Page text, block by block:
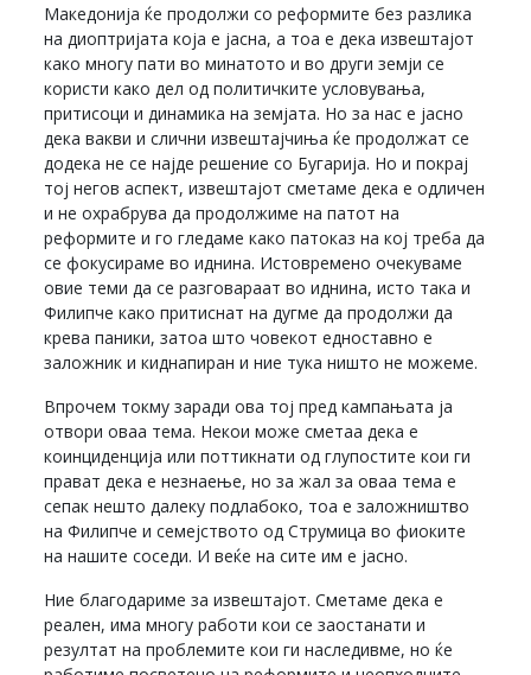
Македонија ќе продолжи со реформите без разлика
на диоптријата која е јасна, а тоа е дека извештајот
како многу пати во минатото и во други земји се
користи како дел од политичките условувања,
притисоци и динамика на земјата. Но за нас е јасно
дека вакви и слични извештајчиња ќе продолжат се
додека не се најде решение со Бугарија. Но и покрај
тој негов аспект, извештајот сметаме дека е одличен
и не охрабрува да продолжиме на патот на
реформите и го гледаме како патоказ на кој треба да
се фокусираме во иднина. Истовремено очекуваме
овие теми да се разговараат во иднина, исто така и
Филипче како притиснат на дугме да продолжи да
крева паники, затоа што човекот едноставно е
заложник и киднапиран и ние тука ништо не можеме.
Впрочем токму заради ова тој пред кампањата ја
отвори оваа тема. Некои може сметаа дека е
коинциденција или поттикнати од глупостите кои ги
прават дека е незнаење, но за жал за оваа тема е
сепак нешто далеку подлабоко, тоа е заложништво
на Филипче и семејството од Струмица во фиоките
на нашите соседи. И веќе на сите им е јасно.
Ние благодариме за извештајот. Сметаме дека е
реален, има многу работи кои се заостанати и
резултат на проблемите кои ги наследивме, но ќе